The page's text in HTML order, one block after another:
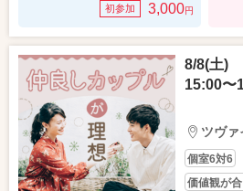
初参加 3,000円
8/8(土)
15:00〜
ツヴァ
個室6対6
価値観が